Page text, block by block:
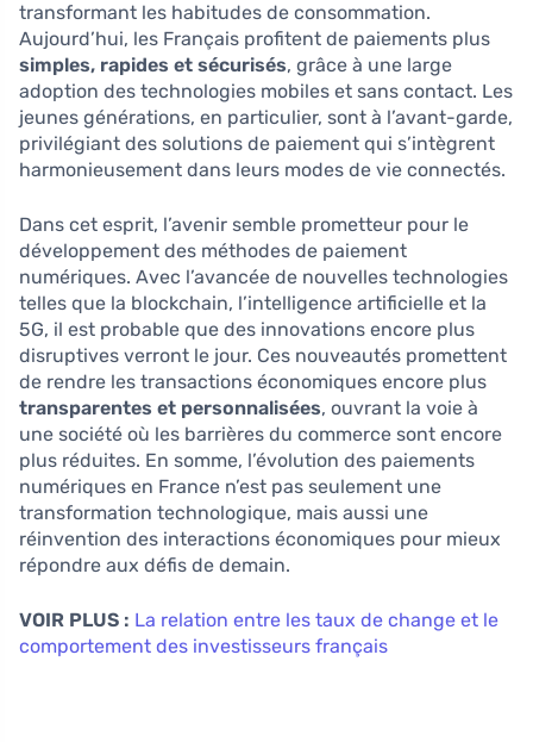
transformant les habitudes de consommation.
Aujourd’hui, les Français profitent de paiements plus
simples, rapides et sécurisés, grâce à une large
adoption des technologies mobiles et sans contact. Les
jeunes générations, en particulier, sont à l’avant-garde,
privilégiant des solutions de paiement qui s’intègrent
harmonieusement dans leurs modes de vie connectés.
Dans cet esprit, l’avenir semble prometteur pour le
développement des méthodes de paiement
numériques. Avec l’avancée de nouvelles technologies
telles que la blockchain, l’intelligence artificielle et la
5G, il est probable que des innovations encore plus
disruptives verront le jour. Ces nouveautés promettent
de rendre les transactions économiques encore plus
transparentes et personnalisées, ouvrant la voie à
une société où les barrières du commerce sont encore
plus réduites. En somme, l’évolution des paiements
numériques en France n’est pas seulement une
transformation technologique, mais aussi une
réinvention des interactions économiques pour mieux
répondre aux défis de demain.
VOIR PLUS : La relation entre les taux de change et le
comportement des investisseurs français